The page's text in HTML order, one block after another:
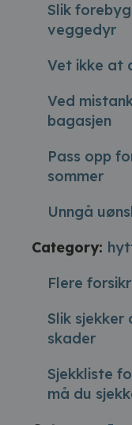
Slik
veggedyr
Vet ikke at
Ved
bagasjen
Pass opp
sommer
Unngå
Category:
Flere
Slik
skader
Sjekkliste
må du